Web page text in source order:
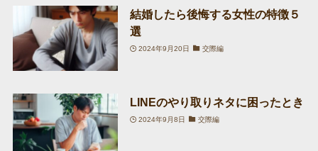
結婚したら後悔する女性の特徴５
選
2024年9月20日 交際編
LINEのやり取りネタに困ったとき
2024年9月8日 交際編